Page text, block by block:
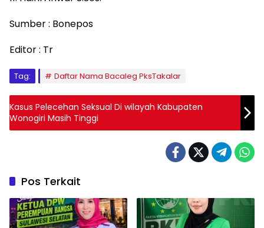
Sumber : Bonepos
Editor : Tr
Tag: Daftar Nama Bacaleg PksTakalar
Kasus Pelecehan Seksual Di wilayah Kabupaten
Wonogiri Masih Tinggi
Pos Terkait